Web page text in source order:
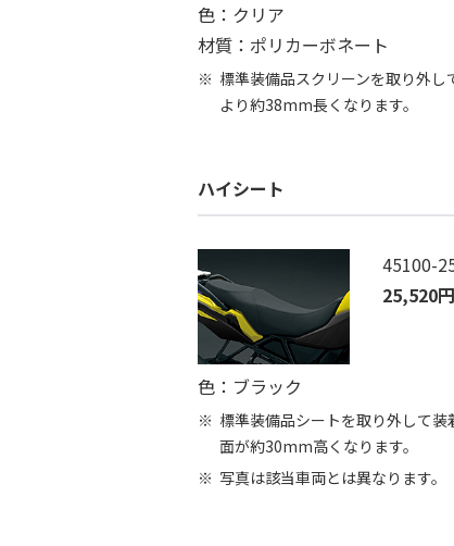
色：クリア
材質：ポリカーボネート
標準装備品スクリーンを取り外
より約38mm長くなります。
ハイシート
45100-
25,520円
色：ブラック
標準装備品シートを取り外して
面が約30mm高くなります。
写真は該当車両とは異なります。